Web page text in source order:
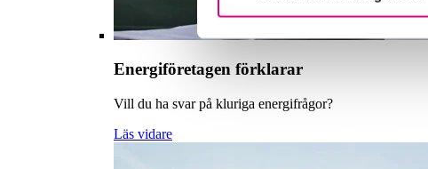
Energiföretagen förklarar
Vill du ha svar på kluriga energifrågor?
Läs vidare